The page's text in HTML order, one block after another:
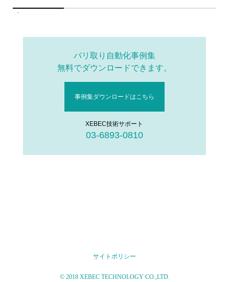
バリ取り自動化事例集
無料でダウンロードできます。
事例集ダウンロードはこちら
XEBEC技術サポート
03-6893-0810
サイトポリシー
© 2018 XEBEC TECHNOLOGY CO.,LTD.